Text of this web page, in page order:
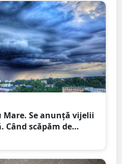
Se anunță vijelii
Când scăpăm de